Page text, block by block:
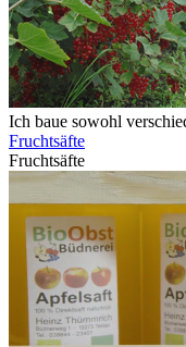
Ich baue sowohl
Fruchtsäfte
Fruchtsäfte